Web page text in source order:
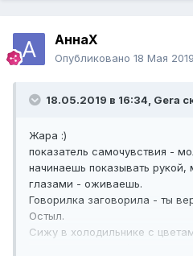
АннаХ
Опубликовано 18 Мая 2019
18.05.2019 в 16:34, Gera
Жара :)
показатель самочувствия -
начинаешь показывать рукой,
глазами - оживаешь.
Говорилка заговорила - ты
Остыл.
Сижу в холодильнике с